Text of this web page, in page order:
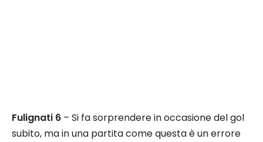
Fulignati 6 – Si fa sorprendere in occasione del gol
subito, ma in una partita come questa è un errore